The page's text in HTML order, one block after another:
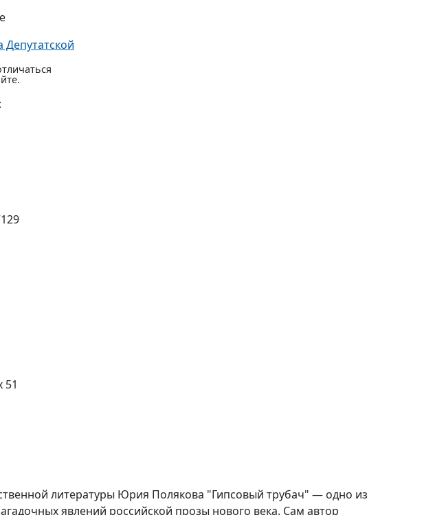
Депутатской
51
литературы Юрия Полякова "Гипсовый трубач" — одно из
явлений российской прозы нового века. Сам автор